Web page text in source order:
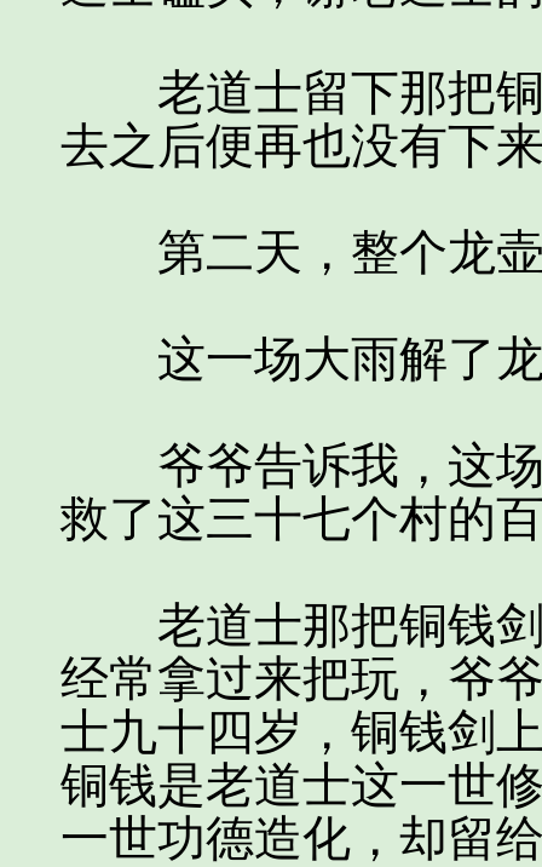
老道士留下那把铜
去之后便再也没有下
第二天，整个龙壶
这一场大雨解了龙
爷爷告诉我，这场
救了这三十七个村的
老道士那把铜钱剑
经常拿过来把玩，爷
士九十四岁，铜钱剑
铜钱是老道士这一世
一世功德造化，却留